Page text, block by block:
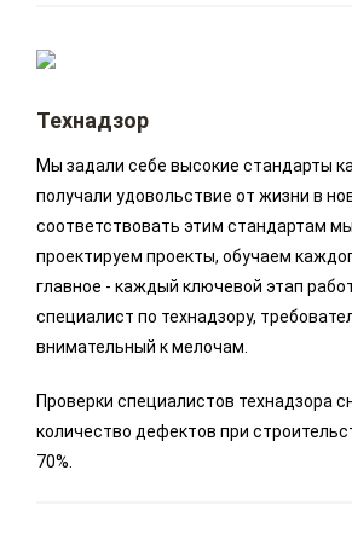
Технадзор
Мы задали себе высокие стандарты
получали удовольствие от жизни в
соответствовать этим стандартам
проектируем проекты, обучаем
главное - каждый ключевой этап
специалист по технадзору,
внимательный к мелочам.
Проверки специалистов технадзора
количество дефектов при
70%.